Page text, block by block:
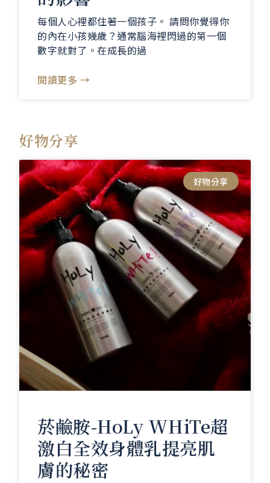
每個人心裡都住著一個孩子。 請問你覺得你
的內在小孩幾歲？通常腦海裡閃過的第一個
數字就對了。在成長的過
閱讀更多 →
好物分享
好物分享
菸鹼胺-HoLy WHiTe超
激白全效身體乳提亮肌
膚的秘密